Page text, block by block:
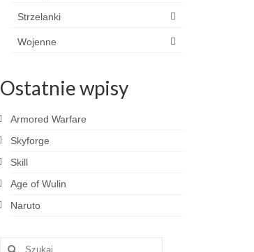
Strzelanki
Wojenne
Ostatnie wpisy
Armored Warfare
Skyforge
Skill
Age of Wulin
Naruto
Szuklaj